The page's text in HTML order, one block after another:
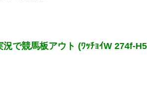
で競馬板アウト (ﾜｯﾁｮｲW 274f-